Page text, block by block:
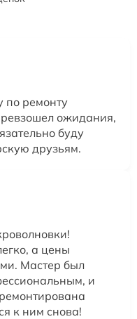
по ремонту
ожидания,
буду
друзьям.
а цены
Мастер был
и
к ним снова!